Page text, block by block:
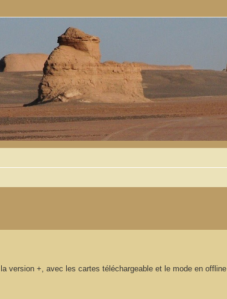
version +, avec les cartes téléchargeable et le mode en offline